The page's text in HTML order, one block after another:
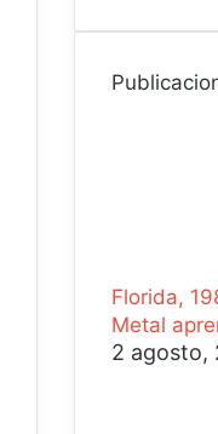
Florida,
Metal
2 agosto,